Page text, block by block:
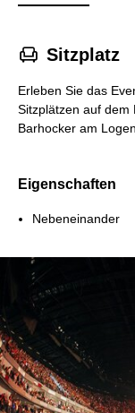
􁐴 Sitzplatz
Erleben Sie das
Sitzplätzen auf dem
Barhocker am
Eigenschaften
Nebeneinander